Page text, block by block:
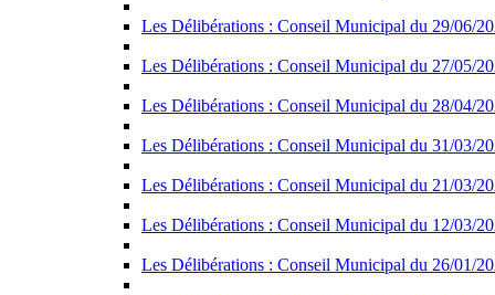
Les Délibérations : Conseil Municipal du 29/06/
Les Délibérations : Conseil Municipal du 27/05/
Les Délibérations : Conseil Municipal du 28/04/
Les Délibérations : Conseil Municipal du 31/03/
Les Délibérations : Conseil Municipal du 21/03/
Les Délibérations : Conseil Municipal du 12/03/
Les Délibérations : Conseil Municipal du 26/01/